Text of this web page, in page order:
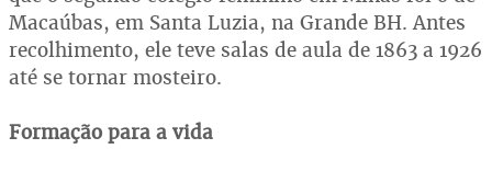
Macaúbas, em Santa Luzia, na Grande BH. Antes
recolhimento, ele teve salas de aula de 1863 a 1926
até se tornar mosteiro.
Formação para a vida